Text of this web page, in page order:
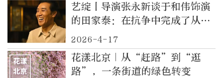
艺绽丨导演张永新谈于和伟饰演
的田家泰：在抗争中完成了从
“小我”到“大我”的转变
2026-4-17
花漾北京｜从“赶路”到“逛
路”，一条街道的绿色转变